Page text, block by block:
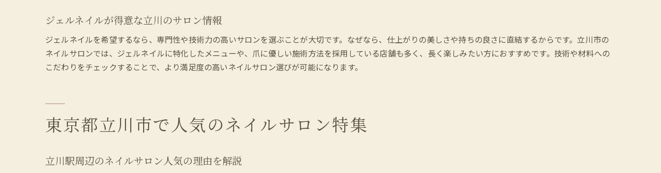
20代向け最新ネイルデザインの選び方
ジェルネイルが支持される理由をチェック
安いネイルサロンで賢くトレンドを楽しむ方法
立川で自分らしいネイルサロンを見つける方法
自分に合うネイルサロンを探すチェックポイント
ジェルネイルが得意な立川のサロン情報
ジェルネイルを希望するなら、専門性や技術力の高いサロンを選ぶことが大切です。なぜなら、仕上がりの美しさや持ちの良さに直結するからです。立川市の
ネイルサロンでは、ジェルネイルに特化したメニューや、爪に優しい施術方法を採用している店舗も多く、長く楽しみたい方におすすめです。技術や材料への
こだわりをチェックすることで、より満足度の高いネイルサロン選びが可能になります。
東京都立川市で人気のネイルサロン特集
立川駅周辺のネイルサロン人気の理由を解説